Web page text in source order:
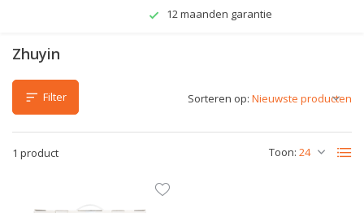
12 maanden garantie
Zhuyin
Filter
1 product Toon:
Sorteren op: